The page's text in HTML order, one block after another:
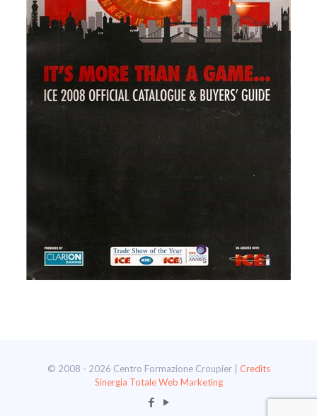
© 2008 - 2026 Centro Formazione Croupier | Credits
Sinergia Totale Web Marketing